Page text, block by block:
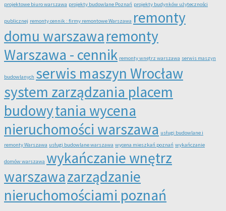
projektowe biuro warszawa projekty budowlane Poznań projekty budynków użyteczności
publicznej remonty cennik : firmy remontowe Warszawa remonty
domu warszawaremonty
Warszawa - cennik remonty wnętrz warszawa serwis maszyn
budowlanych serwis maszyn Wrocław
system zarządzania placem
budowytania wycena
nieruchomości warszawa usługi budowlane i
remonty Warszawa usługi budowlane warszawa wycena mieszkań poznań wykańczanie
domów warszawa wykańczanie wnętrz
warszawazarządzanie
nieruchomościami poznań